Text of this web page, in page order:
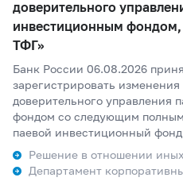
доверительного
инвестиционным
ТФГ»
Банк России 06.08.2026
зарегистрировать
доверительного управления
фондом со следующим
паевой инвестиционный
Решение в отношении
Департамент